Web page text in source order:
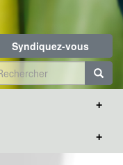
Syndiquez-vous